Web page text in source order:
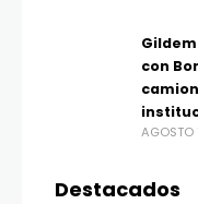
con
Destacados